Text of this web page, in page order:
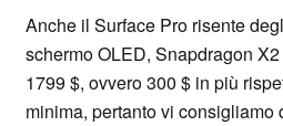
Anche il Surface Pro risente
schermo OLED, Snapdragon
1799 $, ovvero 300 $ in più
minima, pertanto vi consigliamo